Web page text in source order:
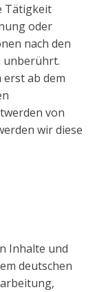
Tätigkeit
oder
nach den
unberührt.
erst ab dem
von
wir diese
Inhalte und
deutschen